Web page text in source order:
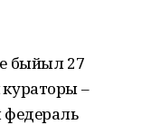
быйыл 27
–
федераль